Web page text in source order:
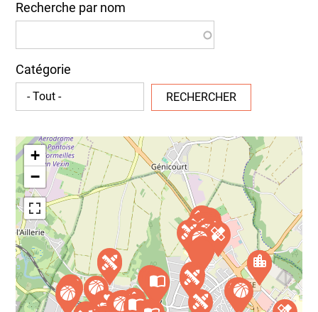
Recherche par nom
Catégorie
RECHERCHER
+
−
+
+